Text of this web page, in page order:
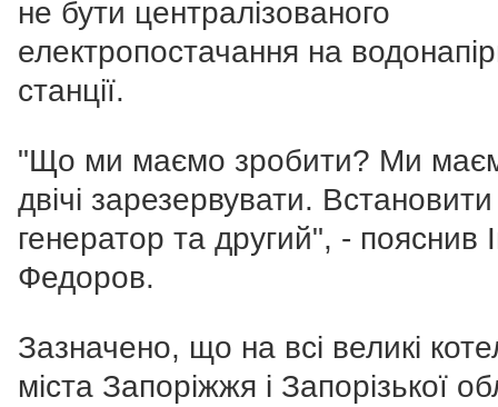
не бути централізованого
електропостачання на
станції.
"Що ми маємо зробити? Ми
двічі зарезервувати.
генератор та другий", - пояснив
Федоров.
Зазначено, що на всі великі
міста Запоріжжя і Запорізької